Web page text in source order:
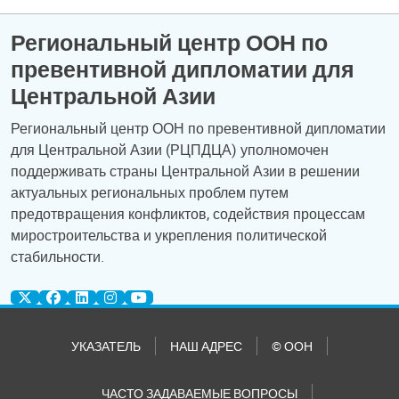
Региональный центр ООН по
превентивной дипломатии для
Центральной Азии
Региональный центр ООН по превентивной дипломатии
для Центральной Азии (РЦПДЦА) уполномочен
поддерживать страны Центральной Азии в решении
актуальных региональных проблем путем
предотвращения конфликтов, содействия процессам
миростроительства и укрепления политической
стабильности.
УКАЗАТЕЛЬ НАШ АДРЕС © ООН
ЧАСТО ЗАДАВАЕМЫЕ ВОПРОСЫ